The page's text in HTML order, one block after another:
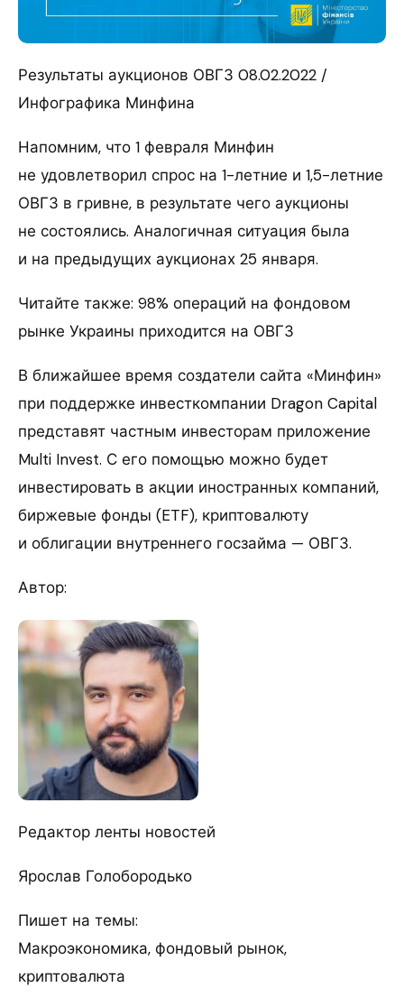
Результаты аукционов ОВГЗ 08.02.2022 /
Инфографика Минфина
Напомним, что 1 февраля Минфин
не удовлетворил спрос на 1-летние и 1,5-летние
ОВГЗ в гривне, в результате чего аукционы
не состоялись. Аналогичная ситуация была
и на предыдущих аукционах 25 января.
Читайте также: 98% операций на фондовом
рынке Украины приходится на ОВГЗ
В ближайшее время создатели сайта «Минфин»
при поддержке инвесткомпании Dragon Capital
представят частным инвесторам приложение
Multi Invest. С его помощью можно будет
инвестировать в акции иностранных компаний,
биржевые фонды (ETF), криптовалюту
и облигации внутреннего госзайма — ОВГЗ.
Автор:
Редактор ленты новостей
Ярослав Голобородько
Пишет на темы:
Макроэкономика, фондовый рынок,
криптовалюта